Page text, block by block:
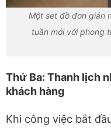
Một set đồ đơn giản
tuần mới với phong
Thứ Ba: Thanh lịch
khách hàng
Khi công việc bắt